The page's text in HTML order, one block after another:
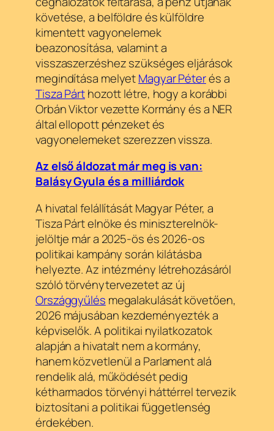
követése, a belföldre és külföldre
kimentett vagyonelemek
beazonosítása, valamint a
visszaszerzéshez szükséges eljárások
megindítása melyetMagyar Péterés a
Tisza Párthozott létre, hogy a korábbi
Orbán Viktor vezette Kormány és a NER
által ellopott pénzeket és
vagyonelemeket szerezzen vissza.
Az első áldozat már meg is van:
Balásy Gyula és a milliárdok
A hivatal felállítását Magyar Péter, a
Tisza Párt elnöke és miniszterelnök-
jelöltje már a 2025-ös és 2026-os
politikai kampány során kilátásba
helyezte. Az intézmény létrehozásáról
szóló törvénytervezetet az új
Országgyűlés megalakulását követően,
2026 májusában kezdeményezték a
képviselők. A politikai nyilatkozatok
alapján a hivatalt nem a kormány,
hanem közvetlenül a Parlament alá
rendelik alá, működését pedig
kétharmados törvényi háttérrel tervezik
biztosítani a politikai függetlenség
érdekében.